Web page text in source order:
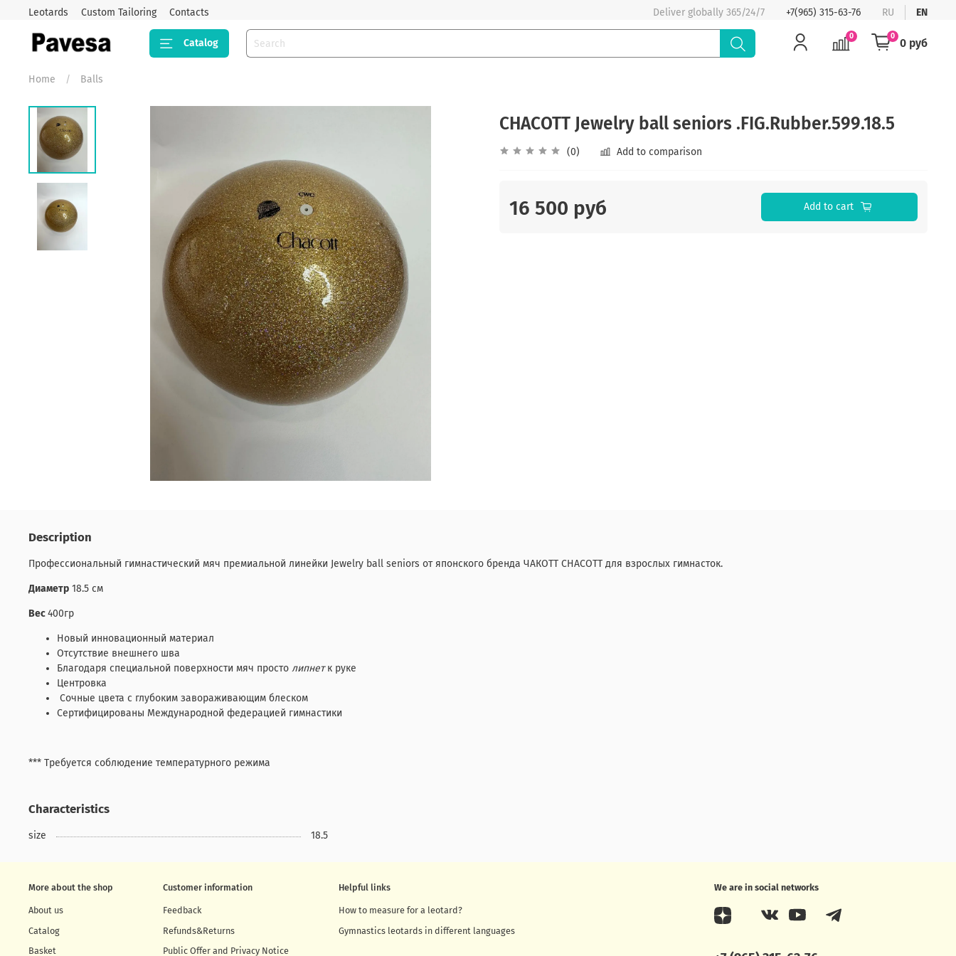
Leotards Custom Tailoring Contacts Deliver globally 365/24/7 +7(965) 315-63-76 RU EN
Catalog
0 0 0 руб
Home Balls
CHACOTT Jewelry ball seniors .FIG.Rubber.599.18.5
(0) Add to comparison
16 500 руб Add to cart
Description
Профессиональный гимнастический мяч премиальной линейки Jewelry ball seniors от японского бренда ЧАКОТТ CHACOTT для взрослых гимнасток.
Диаметр 18.5 см
Вес400гр
Новый инновационный материал
Отсутствие внешнего шва
Благодаря специальной поверхности мяч просто липнетк руке
Центровка
Сочные цвета с глубоким завораживающим блеском
Сертифицированы Международной федерацией гимнастики
*** Требуется соблюдение температурного режима
Characteristics
size 18.5
More about the shop
About us
Catalog
Basket
Customer information
Feedback
Refunds&Returns
Public Offer and Privacy Notice
Helpful links
How to measure for a leotard?
Gymnastics leotards in different languages
We are in social networks